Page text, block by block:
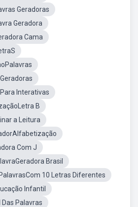
Geradoras
Geradora
Cama
Interativas
B
a Leitura
Com J
Brasil
PalavrasCom 10 Letras Diferentes
Infantil
Palavras